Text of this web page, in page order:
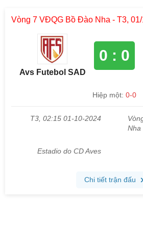
Vòng 7 VĐQG Bồ Đào Nha - T3,
Avs Futebol SAD
0 : 0
Hiệp một: 0-0
T3, 02:15 01-10-2024
Nha
Estadio do CD Aves
Chi tiết trận đấu